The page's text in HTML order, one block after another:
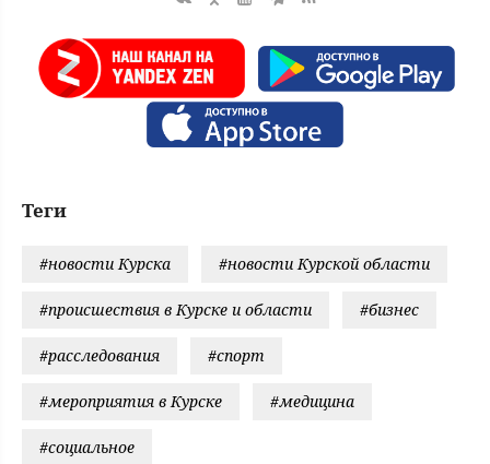
Теги
#новости Курска #новости Курской области
#происшествия в Курске и области #бизнес
#расследования #спорт
#мероприятия в Курске #медицина
#социальное